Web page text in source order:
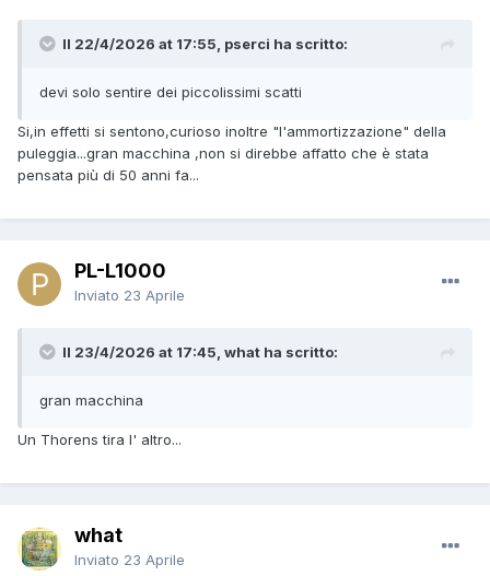
Il 22/4/2026 at 17:55, pserci ha scritto:
devi solo sentire dei piccolissimi scatti
Si,in effetti si sentono,curioso inoltre "l'ammortizzazione" della
puleggia...gran macchina ,non si direbbe affatto che è stata
pensata più di 50 anni fa...
PL-L1000
Inviato 23 Aprile
Il 23/4/2026 at 17:45, what ha scritto:
gran macchina
Un Thorens tira l' altro...
what
Inviato 23 Aprile